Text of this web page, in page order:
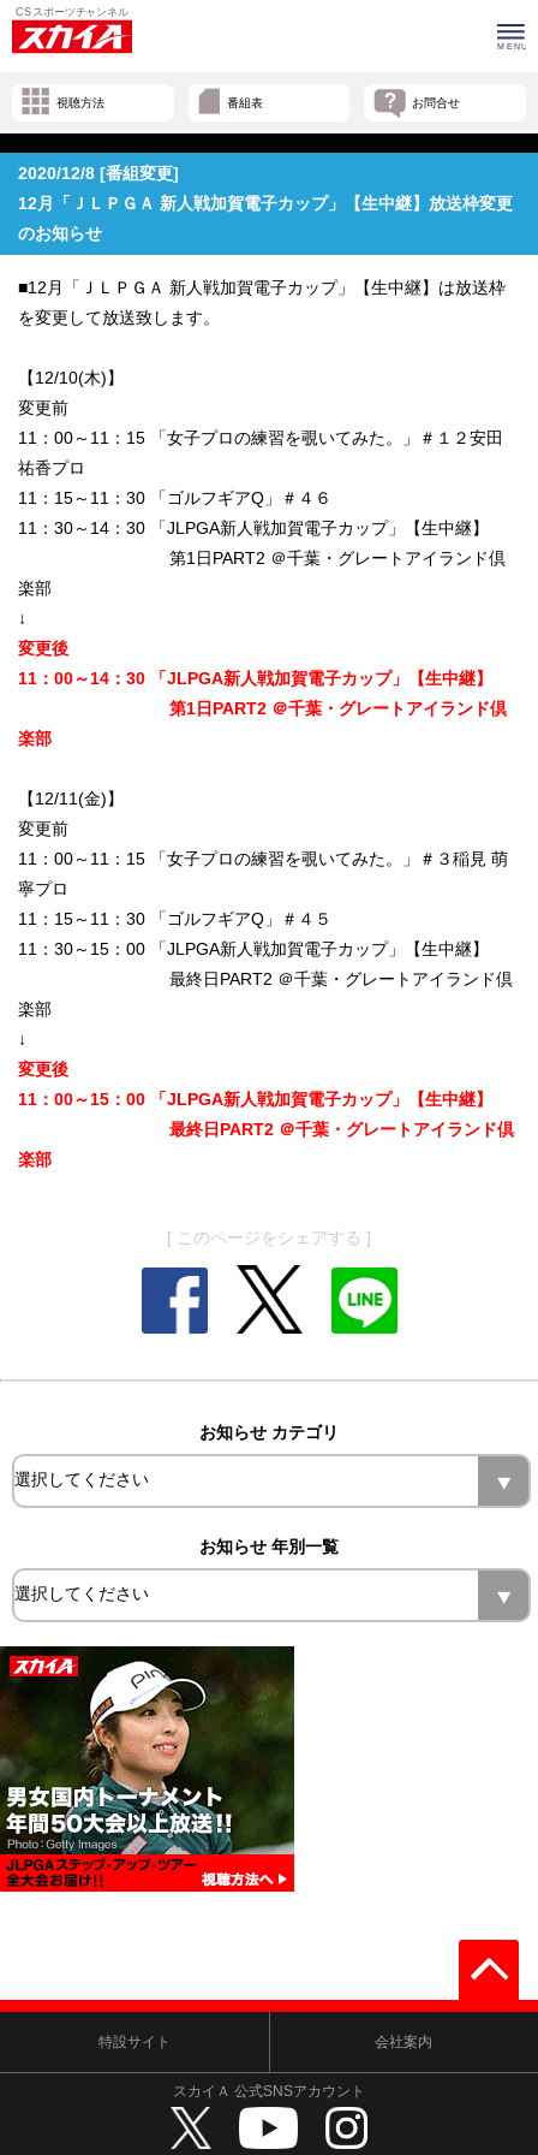
視聴方法 番組表 お問合せ
2020/12/8 [番組変更]
12月「ＪＬＰＧＡ 新人戦加賀電子カップ」【生中継】放送枠変更
のお知らせ
■12月「ＪＬＰＧＡ 新人戦加賀電子カップ」【生中継】は放送枠
を変更して放送致します。
【12/10(木)】
変更前
11：00～11：15 「女子プロの練習を覗いてみた。」＃１２安田
祐香プロ
11：15～11：30 「ゴルフギアQ」＃４６
11：30～14：30 「JLPGA新人戦加賀電子カップ」【生中継】
第1日PART2 ＠千葉・グレートアイランド倶
楽部
↓
変更後
11：00～14：30 「JLPGA新人戦加賀電子カップ」【生中継】
第1日PART2 ＠千葉・グレートアイランド倶
楽部
【12/11(金)】
変更前
11：00～11：15 「女子プロの練習を覗いてみた。」＃３稲見 萌
寧プロ
11：15～11：30 「ゴルフギアQ」＃４５
11：30～15：00 「JLPGA新人戦加賀電子カップ」【生中継】
最終日PART2 ＠千葉・グレートアイランド倶
楽部
↓
変更後
11：00～15：00 「JLPGA新人戦加賀電子カップ」【生中継】
最終日PART2 ＠千葉・グレートアイランド倶
楽部
[ このページをシェアする ]
お知らせ カテゴリ
お知らせ 年別一覧
特設サイト 会社案内
スカイＡ 公式SNSアカウント